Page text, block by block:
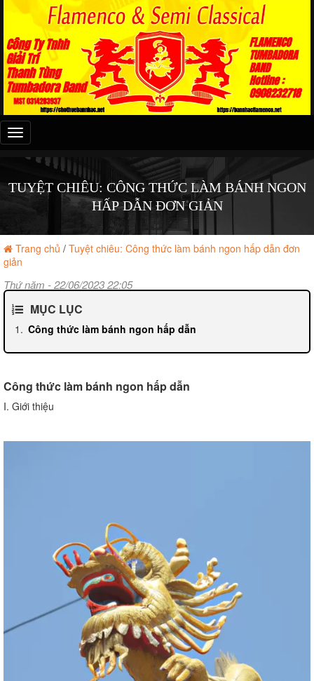
Đây
là
menu
TUYỆT CHIÊU: CÔNG THỨC LÀM BÁNH NGON
HẤP DẪN ĐƠN GIẢN
Trang chủ / Tuyệt chiêu: Công thức làm bánh ngon hấp dẫn đơn
giản
Thứ năm - 22/06/2023 22:05
MỤC LỤC
Công thức làm bánh ngon hấp dẫn
Công thức làm bánh ngon hấp dẫn
I. Giới thiệu